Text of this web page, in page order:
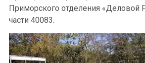
Приморского отделения «Деловой
части 40083.